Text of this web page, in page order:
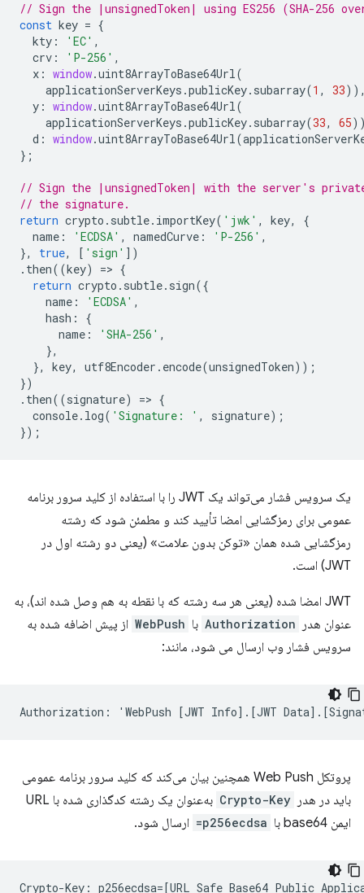
// Sign the |unsignedToken| using ES256 (SHA-256
const key = {
kty : 'EC' ,
crv : 'P-256' ,
x : window.uint8ArrayToBase64Url(
applicationServerKeys .publicKey. subarray(1 , 33
y : window.uint8ArrayToBase64Url(
applicationServerKeys .publicKey. subarray(33, 65
d : window.uint8ArrayToBase64Url(
};
// Sign the |unsignedToken| with the server's
// the signature.
return crypto . subtle. importKey( 'jwk' , key,
{
name : 'ECDSA' , namedCurve : 'P-256' ,
},
true, [ 'sign' ])
. then((key) => {
return crypto . subtle. sign({
name : 'ECDSA' ,
hash :
{
name : 'SHA-256' ,
},
},
key, utf8Encoder . encode(unsignedToken));
})
. then((signature) => {
console. log( 'Signature: ' , signature);
});
یک سرویس فشار می‌تواند یک JWT را با استفاده از کلید سرور برنامه
عمومی برای رمزگشایی امضا تأیید کند و مطمئن شود که رشته
رمزگشایی شده همان «توکن بدون علامت» (یعنی دو رشته اول در
JWT) است.
JWT امضا شده (یعنی هر سه رشته که با نقطه به هم وصل شده اند)، به
عنوان هدر
Authorization با WebPush از پیش اضافه شده به
سرویس فشار وب ارسال می شود، مانند:
پروتکل Web Push همچنین بیان می‌کند که کلید سرور برنامه عمومی
باید در هدر Crypto-Key
به‌عنوان یک رشته کدگذاری شده با URL
ایمن base64 با
p256ecdsa= ارسال شود.